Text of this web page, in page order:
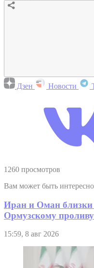
Дзен Новости
1260 просмотров
Вам может быть интересно
Иран и Оман
Ормузскому
15:59, 8 авг 2026